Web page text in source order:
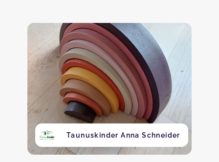
Taunuskinder Anna Schneider